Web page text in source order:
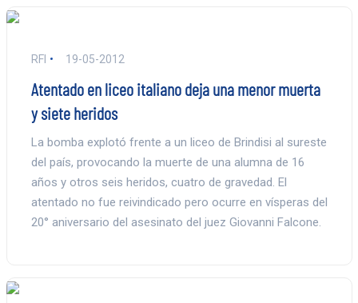
RFI 19-05-2012
Atentado en liceo italiano deja una menor muerta
y siete heridos
La bomba explotó frente a un liceo de Brindisi al sureste
del país, provocando la muerte de una alumna de 16
años y otros seis heridos, cuatro de gravedad. El
atentado no fue reivindicado pero ocurre en vísperas del
20° aniversario del asesinato del juez Giovanni Falcone.